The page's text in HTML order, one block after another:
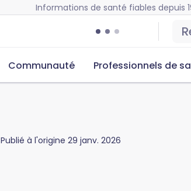
Informations de santé fiables depuis
Communauté Professionnels de
Publié à l'origine 29 janv. 2026